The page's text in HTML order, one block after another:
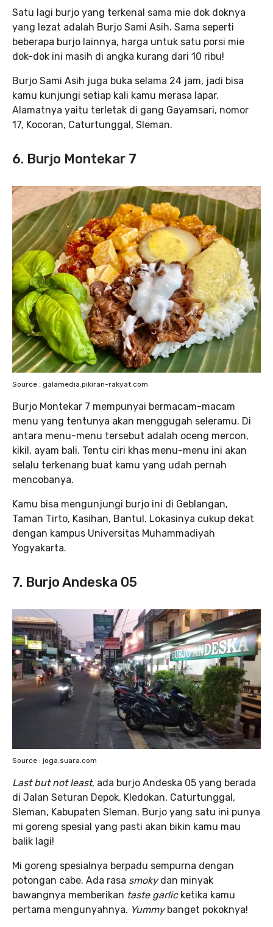
Satu lagi burjo yang terkenal sama mie dok doknya
yang lezat adalah Burjo Sami Asih. Sama seperti
beberapa burjo lainnya, harga untuk satu porsi mie
dok-dok ini masih di angka kurang dari 10 ribu!
Burjo Sami Asih juga buka selama 24 jam, jadi bisa
kamu kunjungi setiap kali kamu merasa lapar.
Alamatnya yaitu terletak di gang Gayamsari, nomor
17, Kocoran, Caturtunggal, Sleman.
6. Burjo Montekar 7
Source : galamedia.pikiran-rakyat.com
Burjo Montekar 7 mempunyai bermacam-macam
menu yang tentunya akan menggugah seleramu. Di
antara menu-menu tersebut adalah oceng mercon,
kikil, ayam bali. Tentu ciri khas menu-menu ini akan
selalu terkenang buat kamu yang udah pernah
mencobanya.
Kamu bisa mengunjungi burjo ini di Geblangan,
Taman Tirto, Kasihan, Bantul. Lokasinya cukup dekat
dengan kampus Universitas Muhammadiyah
Yogyakarta.
7. Burjo Andeska 05
Source : joga.suara.com
Last but not least, ada burjo Andeska 05 yang berada
di Jalan Seturan Depok, Kledokan, Caturtunggal,
Sleman, Kabupaten Sleman. Burjo yang satu ini punya
mi goreng spesial yang pasti akan bikin kamu mau
balik lagi!
Mi goreng spesialnya berpadu sempurna dengan
potongan cabe. Ada rasa smokydan minyak
bawangnya memberikan taste garlic ketika kamu
pertama mengunyahnya. Yummybanget pokoknya!